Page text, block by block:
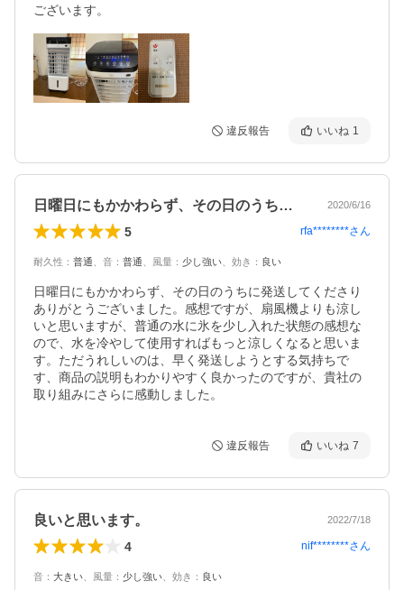
ございます。
違反報告 いいね 1
日曜日にもかかわらず、その日のうちに発… 2020/6/16
5 rfa********さん
耐久性 ： 普通 音 ： 普通 風量 ： 少し強い 効き ： 良い
日曜日にもかかわらず、その日のうちに発送してくださり
ありがとうございました。感想ですが、扇風機よりも涼し
いと思いますが、普通の水に氷を少し入れた状態の感想な
ので、水を冷やして使用すればもっと涼しくなると思いま
す。ただうれしいのは、早く発送しようとする気持ちで
す、商品の説明もわかりやすく良かったのですが、貴社の
取り組みにさらに感動しました。
違反報告 いいね 7
良いと思います。 2022/7/18
4 nif********さん
音 ： 大きい 風量 ： 少し強い 効き ： 良い